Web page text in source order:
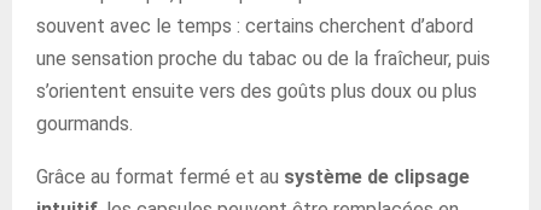
souvent avec le temps : certains cherchent d’abord
une sensation proche du tabac ou de la fraîcheur, puis
s’orientent ensuite vers des goûts plus doux ou plus
gourmands.
Grâce au format fermé et au système de clipsage